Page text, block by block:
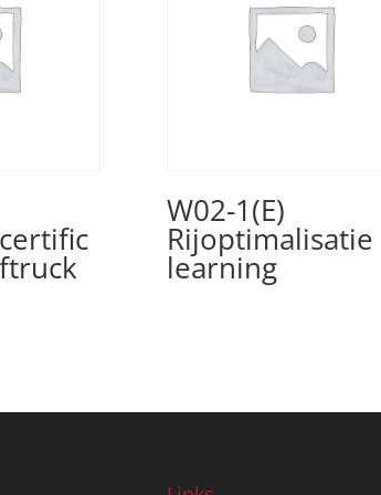
W02-1(E)
Rijoptimalisatie
learning